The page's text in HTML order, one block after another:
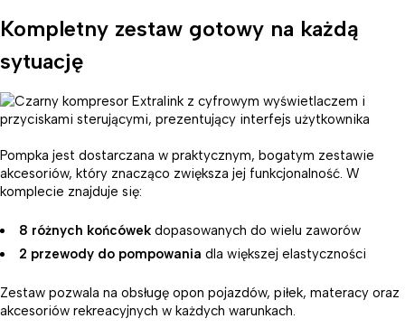
Kompletny zestaw gotowy na każdą
sytuację
Pompka jest dostarczana w praktycznym, bogatym zestawie
akcesoriów, który znacząco zwiększa jej funkcjonalność. W
komplecie znajduje się:
8 różnych końcówek dopasowanych do wielu zaworów
2 przewody do pompowania dla większej elastyczności
Zestaw pozwala na obsługę opon pojazdów, piłek, materacy oraz
akcesoriów rekreacyjnych w każdych warunkach.